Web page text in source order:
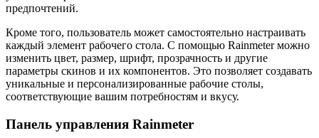
предпочтений.
Кроме того, пользователь может самостоятельно настраивать
каждый элемент рабочего стола. С помощью Rainmeter можно
изменить цвет, размер, шрифт, прозрачность и другие
параметры скинов и их компонентов. Это позволяет создавать
уникальные и персонализированные рабочие столы,
соответствующие вашим потребностям и вкусу.
Панель управления Rainmeter